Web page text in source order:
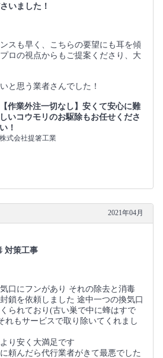
いました！
スも早く、こちらの要望にも耳を傾
ロの視点からもご提案くださり、大
と思う業者さんでした！
【作業外注一切なし】安くて安心に難
しいコウモリのお駆除もお任せくださ
い！
株式会社提箸工業
2021年04月
対策工事
口にフンがあり それの除去と消毒
鎖を依頼しました 途中一つの換気口
られており(古い巣で中に蜂はすで
れもサービスで取り除いてくれまし
り安く大満足です
頼んだら代行業者がきて最悪でした